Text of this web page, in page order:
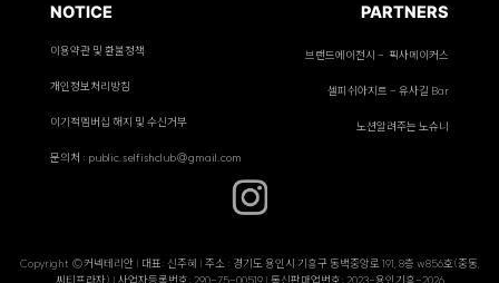
NOTICE PARTNERS
이용약관 및 환불정책 브랜드에이전시 - 픽사메이커스
개인정보처리방침 셀피쉬아지트 - 유사길 Bar
이기적멤버십 해지 및 수신거부 노션알려주는 노슈니
문의처 : public.selfishclub@gmail.com
Copyright ©커넥테리안 | 대표: 신주혜 | 주소 : 경기도 용인시 기흥구 동백중앙로 191, 8층 w856호(중동,
씨티프라자) | 사업자등록번호: 290-75-00519 | 통신판매업번호: 2023-용인기흥-2026